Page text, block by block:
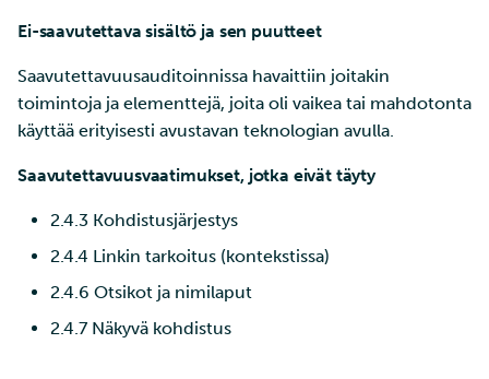
Ei-saavutettava sisältö ja sen puutteet
Saavutettavuusauditoinnissa havaittiin joitakin
toimintoja ja elementtejä, joita oli vaikea tai mahdotonta
käyttää erityisesti avustavan teknologian avulla.
Saavutettavuusvaatimukset, jotka eivät täyty
2.4.3 Kohdistusjärjestys
2.4.4 Linkin tarkoitus (kontekstissa)
2.4.6 Otsikot ja nimilaput
2.4.7 Näkyvä kohdistus